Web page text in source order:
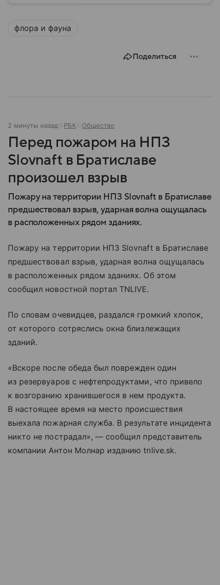
складывалась ее судьба после смены
флора и фауна
Поделиться
2 минуты назад РБК Общество
Перед пожаром на НПЗ
Slovnaft в Братиславе
произошел взрыв
Пожару на территории НПЗ Slovnaft в Братиславе
предшествовал взрыв, ударная волна ощущалась
в расположенных рядом зданиях.
Пожару на территории НПЗ Slovnaft в Братиславе
предшествовал взрыв, ударная волна ощущалась
в расположенных рядом зданиях. Об этом
сообщил новостной портал TNLIVE.
По словам очевидцев, раздался громкий хлопок,
от которого сотряслись окна близлежащих
зданий.
«Вскоре после обеда был поврежден один
из резервуаров с нефтепродуктами, что привело
к возгоранию хранившегося в нем продукта.
В настоящее время на место происшествия
выехала пожарная служба. В результате инцидента
никто не пострадал», — сообщил представитель
компании Антон Молнар изданию tnlive.sk.